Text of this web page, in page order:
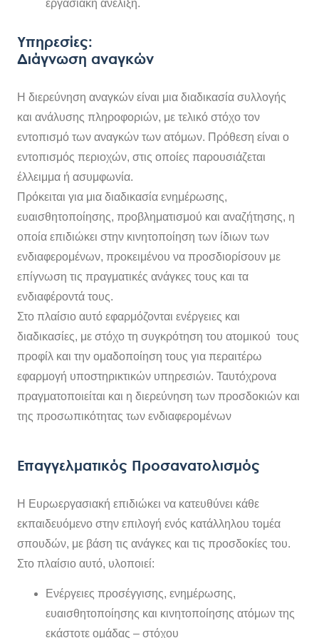
εργασιακή ανέλιξη.
Υπηρεσίες:
Διάγνωση αναγκών
Η διερεύνηση αναγκών είναι μια διαδικασία συλλογής
και ανάλυσης πληροφοριών, με τελικό στόχο τον
εντοπισμό των αναγκών των ατόμων. Πρόθεση είναι ο
εντοπισμός περιοχών, στις οποίες παρουσιάζεται
έλλειμμα ή ασυμφωνία.
Πρόκειται για μια διαδικασία ενημέρωσης,
ευαισθητοποίησης, προβληματισμού και αναζήτησης, η
οποία επιδιώκει στην κινητοποίηση των ίδιων των
ενδιαφερομένων, προκειμένου να προσδιορίσουν με
επίγνωση τις πραγματικές ανάγκες τους και τα
ενδιαφέροντά τους.
Στο πλαίσιο αυτό εφαρμόζονται ενέργειες και
διαδικασίες, με στόχο τη συγκρότηση του ατομικού τους
προφίλ και την ομαδοποίηση τους για περαιτέρω
εφαρμογή υποστηρικτικών υπηρεσιών. Ταυτόχρονα
πραγματοποιείται και η διερεύνηση των προσδοκιών και
της προσωπικότητας των ενδιαφερομένων
Επαγγελματικός Προσανατολισμός
Η Ευρωεργασιακή επιδιώκει να κατευθύνει κάθε
εκπαιδευόμενο στην επιλογή ενός κατάλληλου τομέα
σπουδών, με βάση τις ανάγκες και τις προσδοκίες του.
Στο πλαίσιο αυτό, υλοποιεί:
Ενέργειες προσέγγισης, ενημέρωσης,
ευαισθητοποίησης και κινητοποίησης ατόμων της
εκάστοτε ομάδας – στόχου